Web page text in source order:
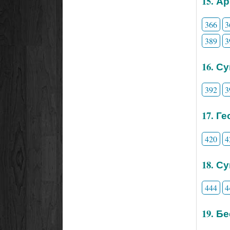
366
389
16.
392
17.
420
18.
444
19.